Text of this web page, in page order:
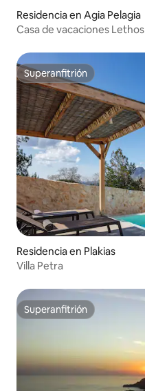
Residencia en Agia Pelagia
Casa de vacaciones Lethos
Superanfitrión
Superanfitrión
Residencia en Plakias
Villa Petra
Superanfitrión
Superanfitrión